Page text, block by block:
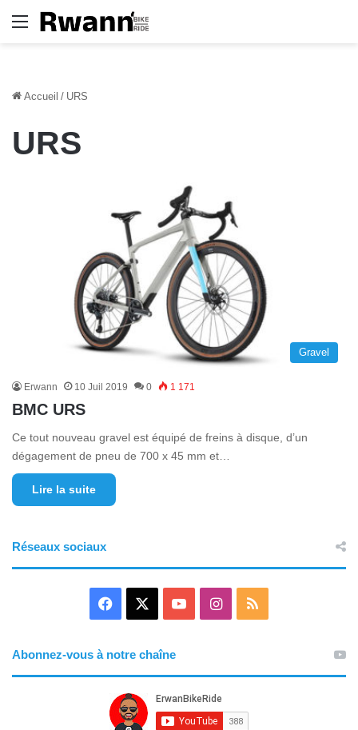
Menu
Accueil / URS
URS
Gravel
Erwann 10 Juil 2019 0 1 171
BMC URS
Ce tout nouveau gravel est équipé de freins à disque, d’un
dégagement de pneu de 700 x 45 mm et…
Lire la suite
Réseaux sociaux
e
T
I
Abonnez-vous à notre chaîne